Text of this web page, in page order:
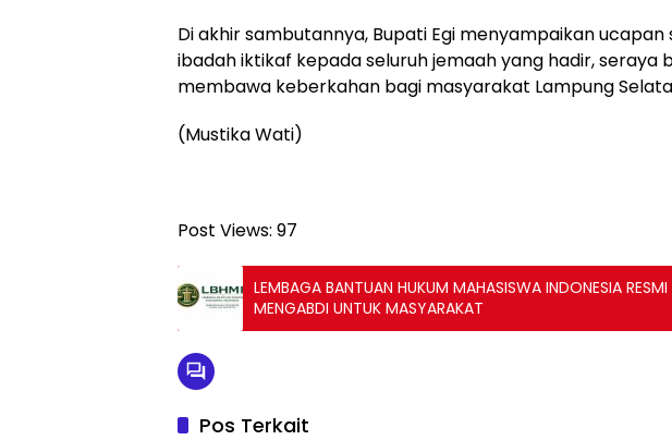
Di akhir sambutannya, Bupati Egi menyampaikan
ibadah iktikaf kepada seluruh jemaah yang hadir,
membawa keberkahan bagi masyarakat Lampung
(Mustika Wati)
Post Views: 97
LEMBAGA BANTUAN HUKUM MAHASISWA INDONESIA
MENGABDI UNTUK MASYARAKAT
Pos Terkait